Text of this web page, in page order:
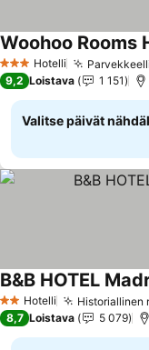
3 Tähtiluokitus
Hotelli
Woohoo Rooms
9,2 Loistava 1 151
Valitse päivät
2 Tähtiluokitus
Hotelli Historiallinen
B&B HOTEL
8,7 Loistava 5 079